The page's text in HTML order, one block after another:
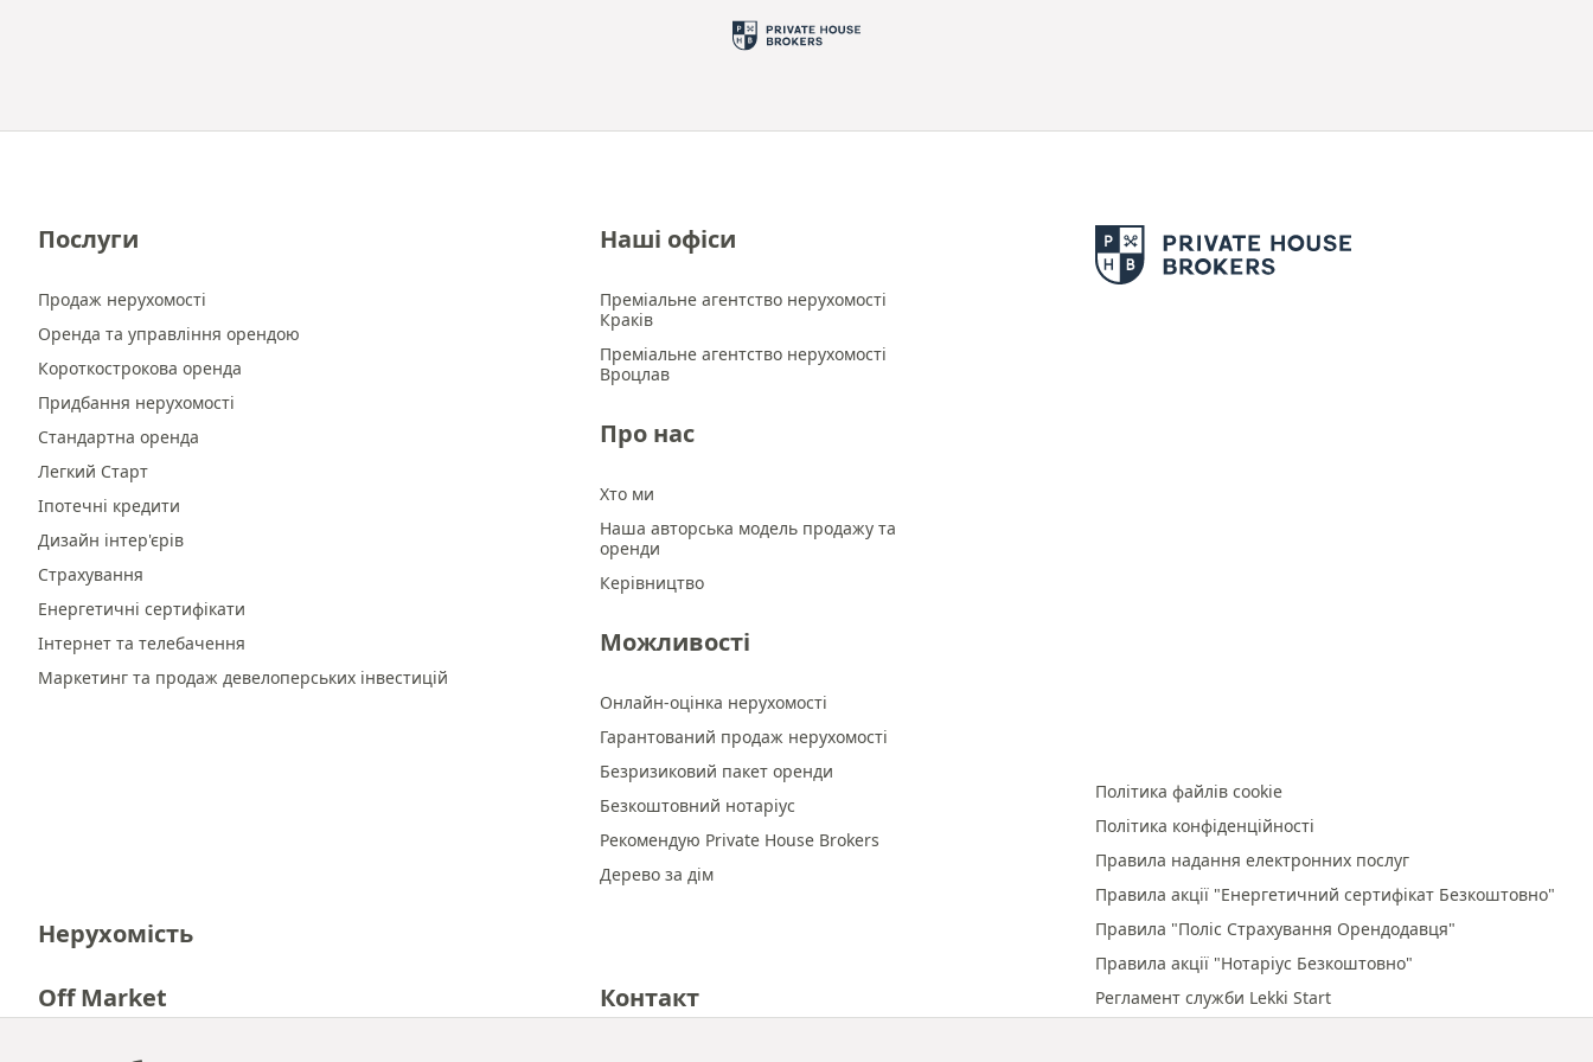
Послуги
Продаж нерухомості
Оренда та управління орендою
Короткострокова оренда
Придбання нерухомості
Стандартна оренда
Легкий Старт
Іпотечні кредити
Дизайн інтер'єрів
Страхування
Енергетичні сертифікати
Інтернет та телебачення
Маркетинг та продаж девелоперських інвестицій
Наші офіси
Преміальне агентство нерухомості
Краків
Преміальне агентство нерухомості
Вроцлав
Про нас
Хто ми
Наша авторська модель продажу та
оренди
Керівництво
Можливості
Онлайн-оцінка нерухомості
Гарантований продаж нерухомості
Безризиковий пакет оренди
Безкоштовний нотаріус
Рекомендую Private House Brokers
Дерево за дім
Нерухомість
Off Market
Контакт
Політика файлів cookie
Політика конфіденційності
Правила надання електронних послуг
Правила акції "Енергетичний сертифікат Безкоштовно"
Правила "Поліс Страхування Орендодавця"
Правила акції "Нотаріус Безкоштовно"
Регламент служби Lekki Start